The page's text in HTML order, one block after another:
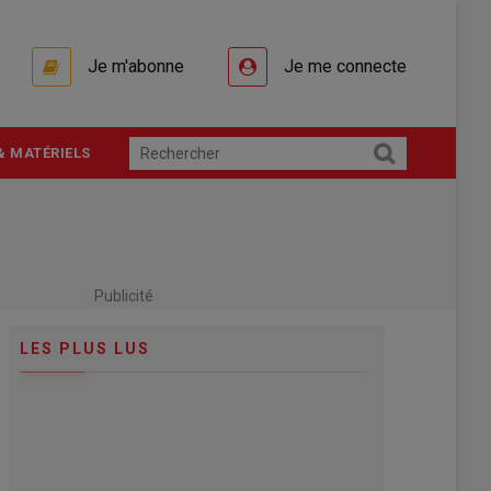
Je m'abonne Je me connecte
MATÉRIELS
Publicité
LES PLUS LUS